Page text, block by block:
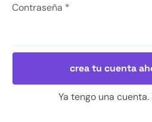
Contraseña *
crea tu cuenta
Ya tengo una cuenta.